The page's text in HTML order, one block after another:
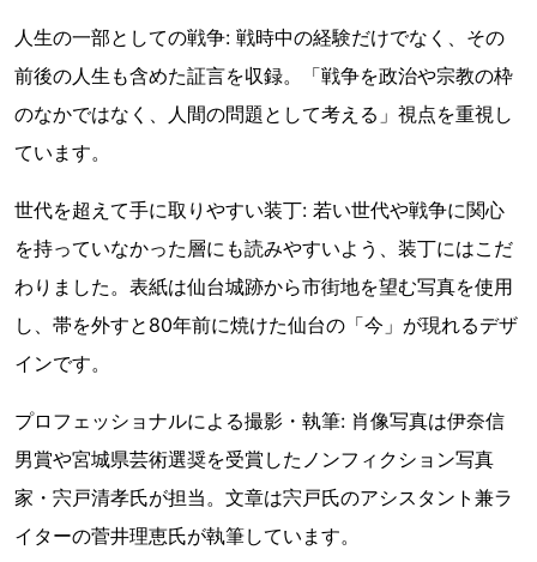
人生の一部としての戦争: 戦時中の経験だけでなく、その
前後の人生も含めた証言を収録。「戦争を政治や宗教の枠
のなかではなく、人間の問題として考える」視点を重視し
ています。
世代を超えて手に取りやすい装丁: 若い世代や戦争に関心
を持っていなかった層にも読みやすいよう、装丁にはこだ
わりました。表紙は仙台城跡から市街地を望む写真を使用
し、帯を外すと80年前に焼けた仙台の「今」が現れるデザ
インです。
プロフェッショナルによる撮影・執筆: 肖像写真は伊奈信
男賞や宮城県芸術選奨を受賞したノンフィクション写真
家・宍戸清孝氏が担当。文章は宍戸氏のアシスタント兼ラ
イターの菅井理恵氏が執筆しています。